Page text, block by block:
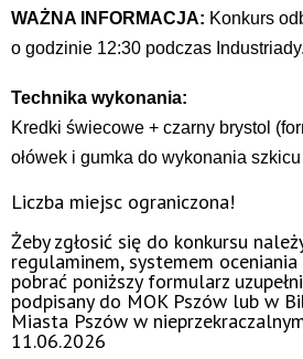
WAŻNA INFORMACJA: Konkurs
o godzinie 12:30 podczas Industriady.
Technika wykonania:
Kredki świecowe + czarny brystol
ołówek i gumka do wykonania szkicu
Liczba miejsc ograniczona!
Żeby zgłosić się do konkursu
regulaminem, systemem
pobrać poniższy formularz
podpisany do MOK Pszów lub w
Miasta Pszów w
11.06.2026